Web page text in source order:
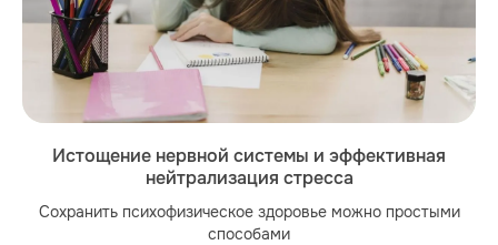
Истощение нервной системы и эффективная
нейтрализация стресса
Сохранить психофизическое здоровье можно простыми
способами